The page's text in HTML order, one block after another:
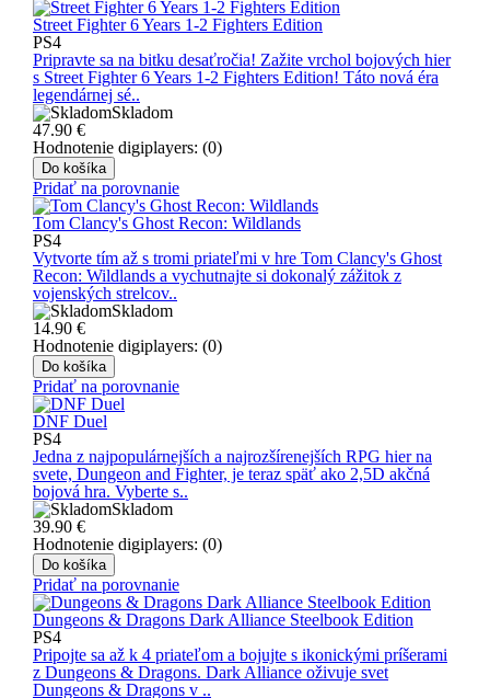
Street Fighter 6 Years 1-2 Fighters Edition
PS4
Pripravte sa na bitku desaťročia! Zažite vrchol bojových hier
s Street Fighter 6 Years 1-2 Fighters Edition! Táto nová éra
legendárnej sé..
Skladom
47.90 €
Hodnotenie digiplayers: (0)
Do košíka
Pridať na porovnanie
Tom Clancy's Ghost Recon: Wildlands
PS4
Vytvorte tím až s tromi priateľmi v hre Tom Clancy's Ghost
Recon: Wildlands a vychutnajte si dokonalý zážitok z
vojenských strelcov..
Skladom
14.90 €
Hodnotenie digiplayers: (0)
Do košíka
Pridať na porovnanie
DNF Duel
PS4
Jedna z najpopulárnejších a najrozšírenejších RPG hier na
svete, Dungeon and Fighter, je teraz späť ako 2,5D akčná
bojová hra. Vyberte s..
Skladom
39.90 €
Hodnotenie digiplayers: (0)
Do košíka
Pridať na porovnanie
Dungeons & Dragons Dark Alliance Steelbook Edition
PS4
Pripojte sa až k 4 priateľom a bojujte s ikonickými príšerami
z Dungeons & Dragons. Dark Alliance oživuje svet
Dungeons & Dragons v ..